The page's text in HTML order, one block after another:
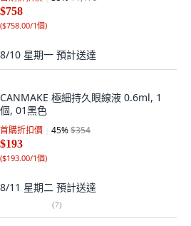
$758
($758.00/1個)
8/10 星期一 預計送達
CANMAKE 極細持久眼線液 0.6ml, 1
個, 01黑色
首購折扣價 45%$354
$193
($193.00/1個)
8/11 星期二 預計送達
(7)